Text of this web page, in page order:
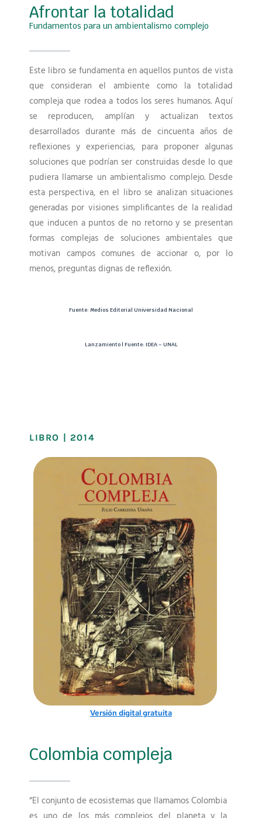
Afrontar la totalidad
Fundamentos para un ambientalismo complejo
Este libro se fundamenta en aquellos puntos de vista
que consideran el ambiente como la totalidad
compleja que rodea a todos los seres humanos. Aquí
se reproducen, amplían y actualizan textos
desarrollados durante más de cincuenta años de
reflexiones y experiencias, para proponer algunas
soluciones que podrían ser construidas desde lo que
pudiera llamarse un ambientalismo complejo. Desde
esta perspectiva, en el libro se analizan situaciones
generadas por visiones simplificantes de la realidad
que inducen a puntos de no retorno y se presentan
formas complejas de soluciones ambientales que
motivan campos comunes de accionar o, por lo
menos, preguntas dignas de reflexión.
Fuente: Medios Editorial Universidad Nacional
Lanzamiento | Fuente: IDEA – UNAL
LIBRO | 2014
Versión digital gratuita
Colombia compleja
“El conjunto de ecosistemas que llamamos Colombia